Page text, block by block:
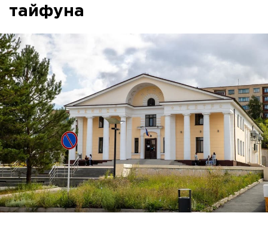
тайфуна